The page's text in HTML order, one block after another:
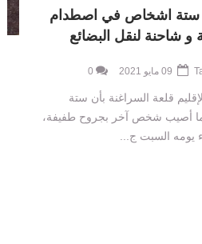
ستة اشخاص في اصطدام
شاحنة لنقل البضائع
0
قلعة السراغنة بأن ستة
أصيب شخص آخر بجروح طفيفة،
السبت ج...